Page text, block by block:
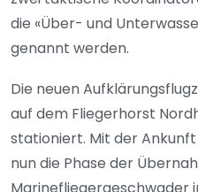
die «Über- und
genannt werden.
Die neuen
auf dem Fliegerhorst
stationiert. Mit der
nun die Phase der